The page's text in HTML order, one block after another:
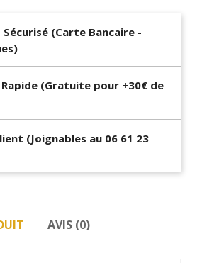
Sécurisé (Carte Bancaire -
(Gratuite pour +30€ de
(Joignables au 06 61 23
AVIS (0)